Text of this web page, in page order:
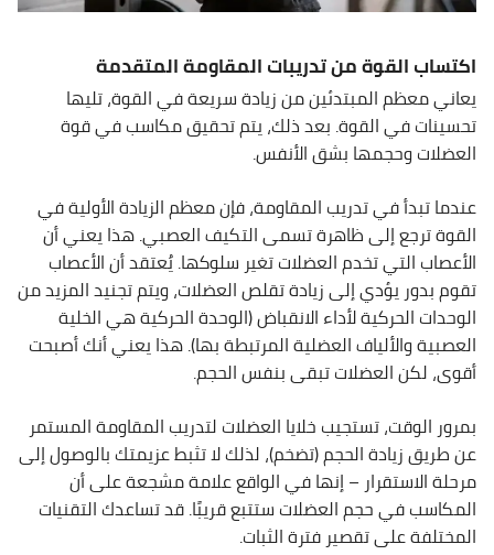
اكتساب القوة من تدريبات المقاومة المتقدمة
يعاني معظم المبتدئين من زيادة سريعة في القوة، تليها
تحسينات في القوة. بعد ذلك، يتم تحقيق مكاسب في قوة
العضلات وحجمها بشق الأنفس.
عندما تبدأ في تدريب المقاومة، فإن معظم الزيادة الأولية في
القوة ترجع إلى ظاهرة تسمى التكيف العصبي. هذا يعني أن
الأعصاب التي تخدم العضلات تغير سلوكها. يُعتقد أن الأعصاب
تقوم بدور يؤدي إلى زيادة تقلص العضلات، ويتم تجنيد المزيد من
الوحدات الحركية لأداء الانقباض (الوحدة الحركية هي الخلية
العصبية والألياف العضلية المرتبطة بها). هذا يعني أنك أصبحت
أقوى، لكن العضلات تبقى بنفس الحجم.
بمرور الوقت، تستجيب خلايا العضلات لتدريب المقاومة المستمر
عن طريق زيادة الحجم (تضخم)، لذلك لا تثبط عزيمتك بالوصول إلى
مرحلة الاستقرار – إنها في الواقع علامة مشجعة على أن
المكاسب في حجم العضلات ستتبع قريبًا. قد تساعدك التقنيات
المختلفة على تقصير فترة الثبات.